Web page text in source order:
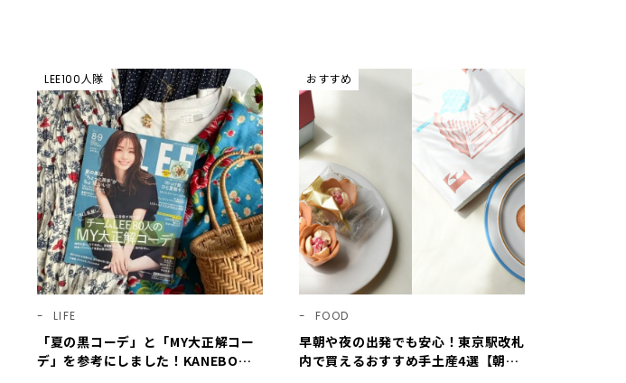
LEE100人隊
LIFE
「夏の黒コーデ」と「MY大正解コー
デ」を参考にしました！KANEBOの
おすすめ
FOOD
早朝や夜の出発でも安心！東京駅改札
内で買えるおすすめ手土産4選【朝6